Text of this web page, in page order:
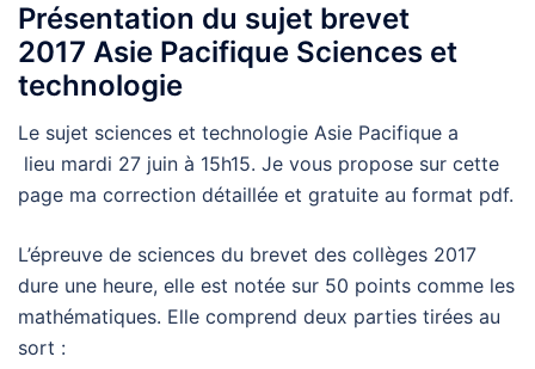
Présentation du sujet brevet
2017 Asie Pacifique Sciences et
technologie
Le sujet sciences et technologie Asie Pacifique a
lieu mardi 27 juin à 15h15. Je vous propose sur cette
page ma correction détaillée et gratuite au format pdf.
L’épreuve de sciences du brevet des collèges 2017
dure une heure, elle est notée sur 50 points comme les
mathématiques. Elle comprend deux parties tirées au
sort :